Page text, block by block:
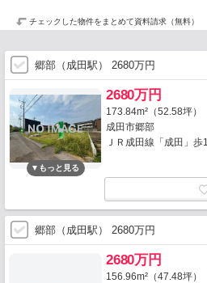
チェックした物件をまとめて資料請求（無料）
郷部（成田駅） 2680万円
2680万円
173.84m²（52.58坪）
成田市郷部
ＪＲ成田線「成田」歩
郷部（成田駅） 2680万円
2680万円
156.96m²（47.48坪）